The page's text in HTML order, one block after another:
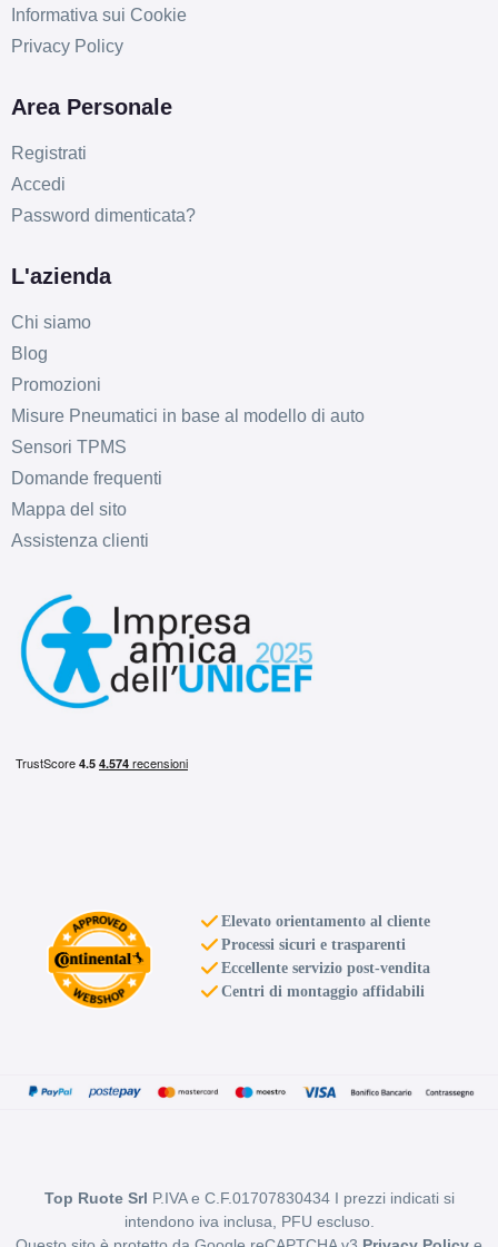
Informativa sui Cookie
Privacy Policy
Area Personale
Registrati
Accedi
Password dimenticata?
L'azienda
Chi siamo
Blog
Promozioni
Misure Pneumatici in base al modello di auto
Sensori TPMS
Domande frequenti
Mappa del sito
Assistenza clienti
Elevato orientamento al cliente
Processi sicuri e trasparenti
Eccellente servizio post-vendita
Centri di montaggio affidabili
Top Ruote Srl P.IVA e C.F.01707830434 I prezzi indicati si
intendono iva inclusa, PFU escluso.